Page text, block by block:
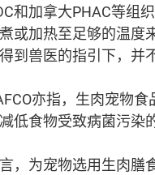
和加拿大PHAC等组
或加热至足够的温度
到兽医的指引下，并
亦指，生肉宠物
低食物受致病菌污染
，为宠物选用生肉膳